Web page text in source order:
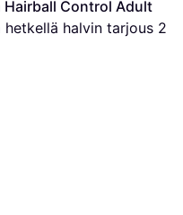
Hairball Control Adult
hetkellä halvin tarjous 2